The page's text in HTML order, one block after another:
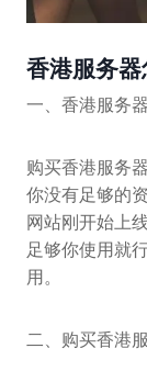
香港服务器
一、香港服务
购买香港服务
你没有足够的
网站刚开始上
足够你使用就
用。
二、购买香港